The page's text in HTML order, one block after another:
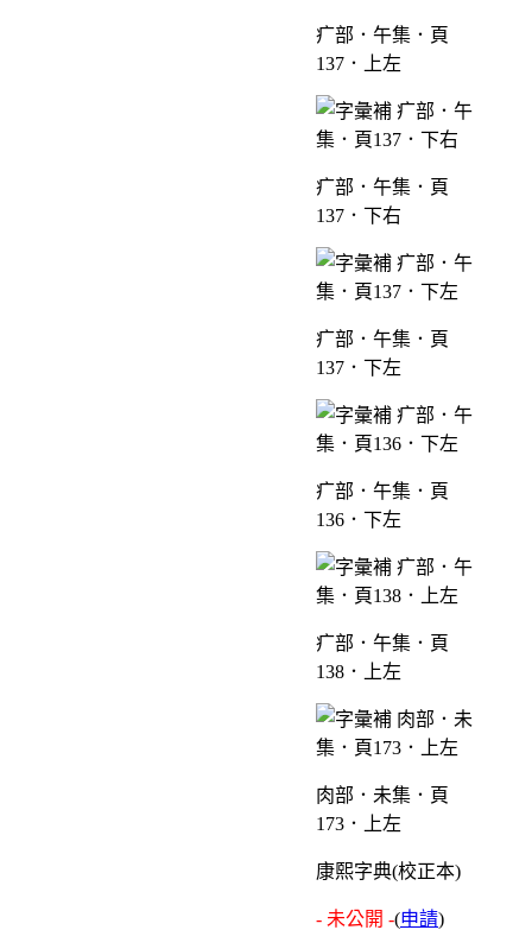
疒部．午集．頁
137．上左
疒部．午集．頁
137．下右
疒部．午集．頁
137．下左
疒部．午集．頁
136．下左
疒部．午集．頁
138．上左
肉部．未集．頁
173．上左
康熙字典(校正本)
- 未公開 -(申請)